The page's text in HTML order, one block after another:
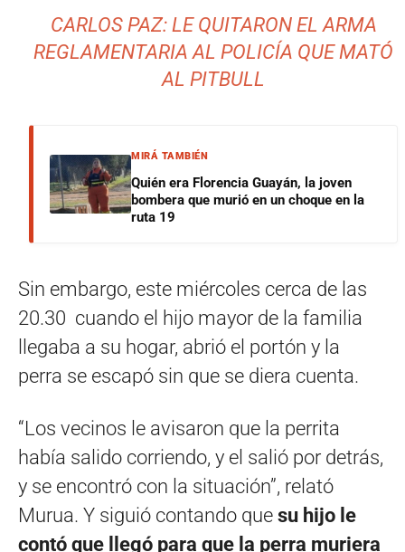
CARLOS PAZ: LE QUITARON EL ARMA
REGLAMENTARIA AL POLICÍA QUE MATÓ
AL PITBULL
MIRÁ TAMBIÉN
Quién era Florencia Guayán, la joven
bombera que murió en un choque en la
ruta 19
Sin embargo, este miércoles cerca de las
20.30 cuando el hijo mayor de la familia
llegaba a su hogar, abrió el portón y la
perra se escapó sin que se diera cuenta.
“Los vecinos le avisaron que la perrita
había salido corriendo, y el salió por detrás,
y se encontró con la situación”, relató
Murua. Y siguió contando que su hijo le
contó que llegó para que la perra muriera